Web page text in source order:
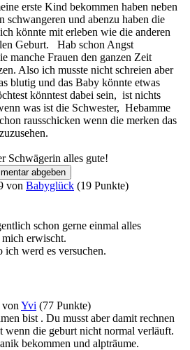
Eine Geburt kann emotional
du sie zum ersten Mal erlebst.
über deine Ängste und
kann.
wichtig, dass du deine eigenen
Wenn du während der Geburt
ist es in Ordnung, den Raum zu
Team: Während der Geburt
Team anwesend sein, um die
Kind zu gewährleisten. Vertraue auf
ihren Anweisungen.
bei dir, ob du bei der
dabei sein möchtest. Höre auf dein
das, womit du dich wohl fühlst.
erste Kind bekommen haben neben
schwangeren und abenzu haben die
könnte mit erleben wie die anderen
Geburt. Hab schon Angst
manche Frauen den ganzen Zeit
Also ich musste nicht schreien aber
blutig und das Baby könnte etwas
könntest dabei sein, ist nichts
was ist die Schwester, Hebamme
rausschicken wenn die merken das
Schwägerin alles gute!
von Babyglück (19 Punkte)
schon gerne einmal alles
erwischt.
werd es versuchen.
von Yvi (77 Punkte)
bist . Du musst aber damit rechnen
wenn die geburt nicht normal verläuft.
bekommen und alpträume.